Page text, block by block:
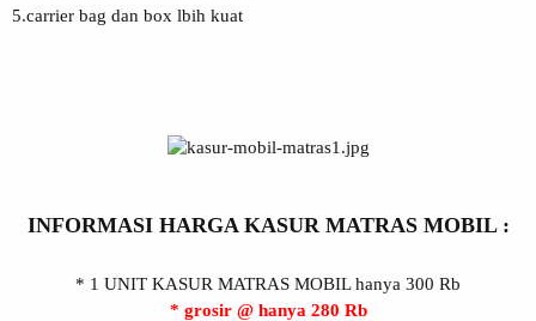
5.carrier bag dan box lbih kuat
INFORMASI HARGA KASUR MATRAS MOBIL :
* 1 UNIT KASUR MATRAS MOBIL hanya 300 Rb
* grosir @ hanya 280 Rb